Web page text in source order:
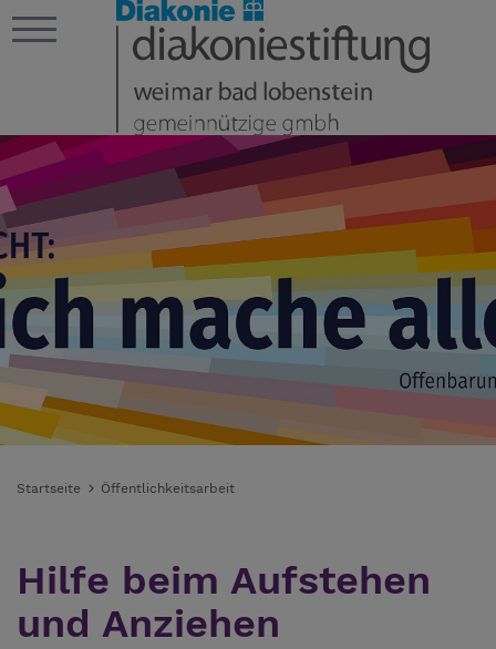
Startseite Öffentlichkeitsarbeit
Hilfe beim Aufstehen
und Anziehen